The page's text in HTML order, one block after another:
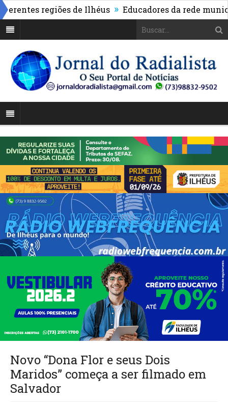
regiões de Ilhéus » Educadores da rede
Novo “Dona Flor e seus Dois
Maridos” começa a ser filmado em
Salvador